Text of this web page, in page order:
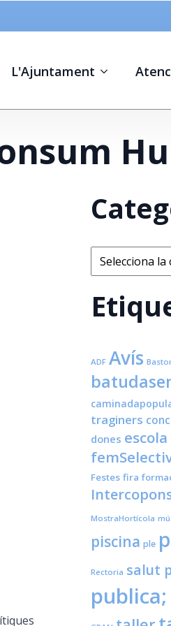
L'Ajuntament
Categories
ADF Avís
traginers
dones escola
Festes fira
MostraHortícola
piscina ple
Rectoria salut